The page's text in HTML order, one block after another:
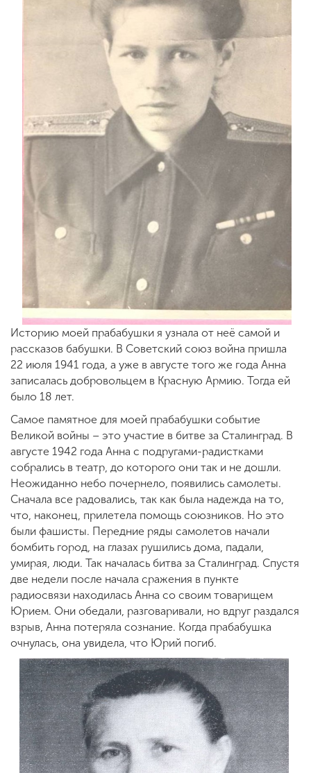
Историю моей прабабушки я узнала от неё самой и
рассказов бабушки. В Советский союз война пришла
22 июля 1941 года, а уже в августе того же года Анна
записалась добровольцем в Красную Армию. Тогда ей
было 18 лет.
Самое памятное для моей прабабушки событие
Великой войны – это участие в битве за Сталинград. В
августе 1942 года Анна с подругами-радистками
собрались в театр, до которого они так и не дошли.
Неожиданно небо почернело, появились самолеты.
Сначала все радовались, так как была надежда на то,
что, наконец, прилетела помощь союзников. Но это
были фашисты. Передние ряды самолетов начали
бомбить город, на глазах рушились дома, падали,
умирая, люди. Так началась битва за Сталинград. Спустя
две недели после начала сражения в пункте
радиосвязи находилась Анна со своим товарищем
Юрием. Они обедали, разговаривали, но вдруг раздался
взрыв, Анна потеряла сознание. Когда прабабушка
очнулась, она увидела, что Юрий погиб.